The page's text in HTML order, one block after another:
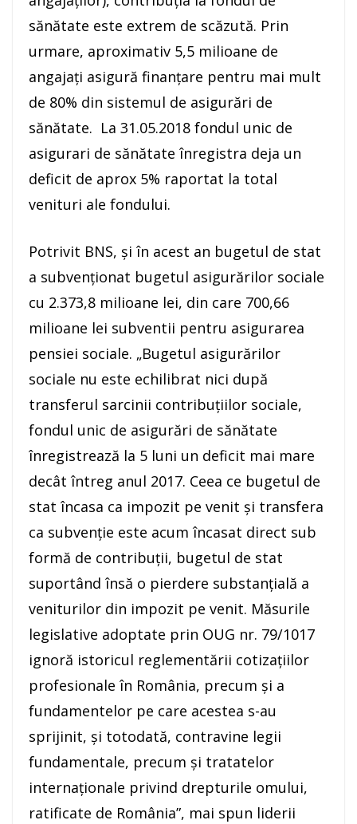
sănătate este extrem de scăzută. Prin
urmare, aproximativ 5,5 milioane de
angajaţi asigură finanţare pentru mai mult
de 80% din sistemul de asigurări de
sănătate. La 31.05.2018 fondul unic de
asigurari de sănătate înregistra deja un
deficit de aprox 5% raportat la total
venituri ale fondului.
Potrivit BNS, şi în acest an bugetul de stat
a subvenţionat bugetul asigurărilor sociale
cu 2.373,8 milioane lei, din care 700,66
milioane lei subventii pentru asigurarea
pensiei sociale. „Bugetul asigurărilor
sociale nu este echilibrat nici după
transferul sarcinii contribuţiilor sociale,
fondul unic de asigurări de sănătate
înregistrează la 5 luni un deficit mai mare
decât întreg anul 2017. Ceea ce bugetul de
stat încasa ca impozit pe venit şi transfera
ca subvenţie este acum încasat direct sub
formă de contribuţii, bugetul de stat
suportând însă o pierdere substanţială a
veniturilor din impozit pe venit. Măsurile
legislative adoptate prin OUG nr. 79/1017
ignoră istoricul reglementării cotizaţiilor
profesionale în România, precum şi a
fundamentelor pe care acestea s-au
sprijinit, şi totodată, contravine legii
fundamentale, precum şi tratatelor
internaţionale privind drepturile omului,
ratificate de România”, mai spun liderii